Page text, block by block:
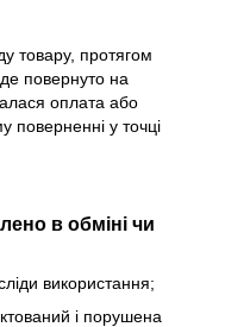
товару, протягом
повернуто на
оплата або
поверненні у точці
в обміні чи
використання;
і порушена